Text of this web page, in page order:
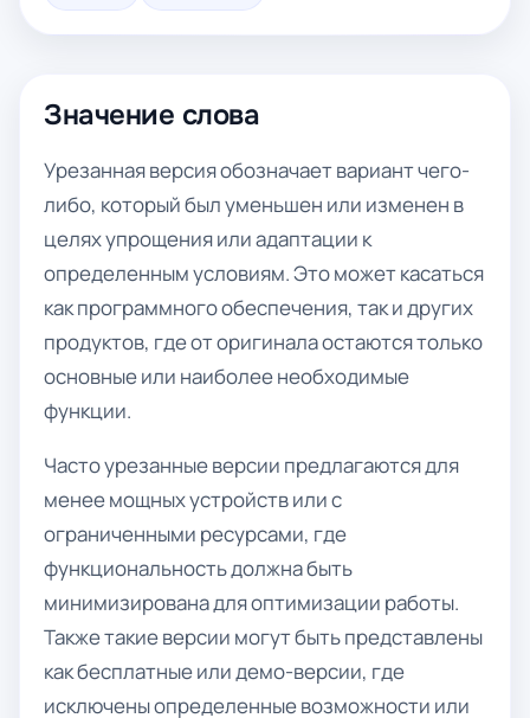
Значение слова
Урезанная версия обозначает вариант чего-
либо, который был уменьшен или изменен в
целях упрощения или адаптации к
определенным условиям. Это может касаться
как программного обеспечения, так и других
продуктов, где от оригинала остаются только
основные или наиболее необходимые
функции.
Часто урезанные версии предлагаются для
менее мощных устройств или с
ограниченными ресурсами, где
функциональность должна быть
минимизирована для оптимизации работы.
Также такие версии могут быть представлены
как бесплатные или демо-версии, где
исключены определенные возможности или